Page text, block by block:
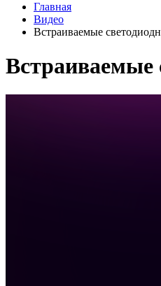
Главная
Видео
Встраиваемые
Встраиваемые